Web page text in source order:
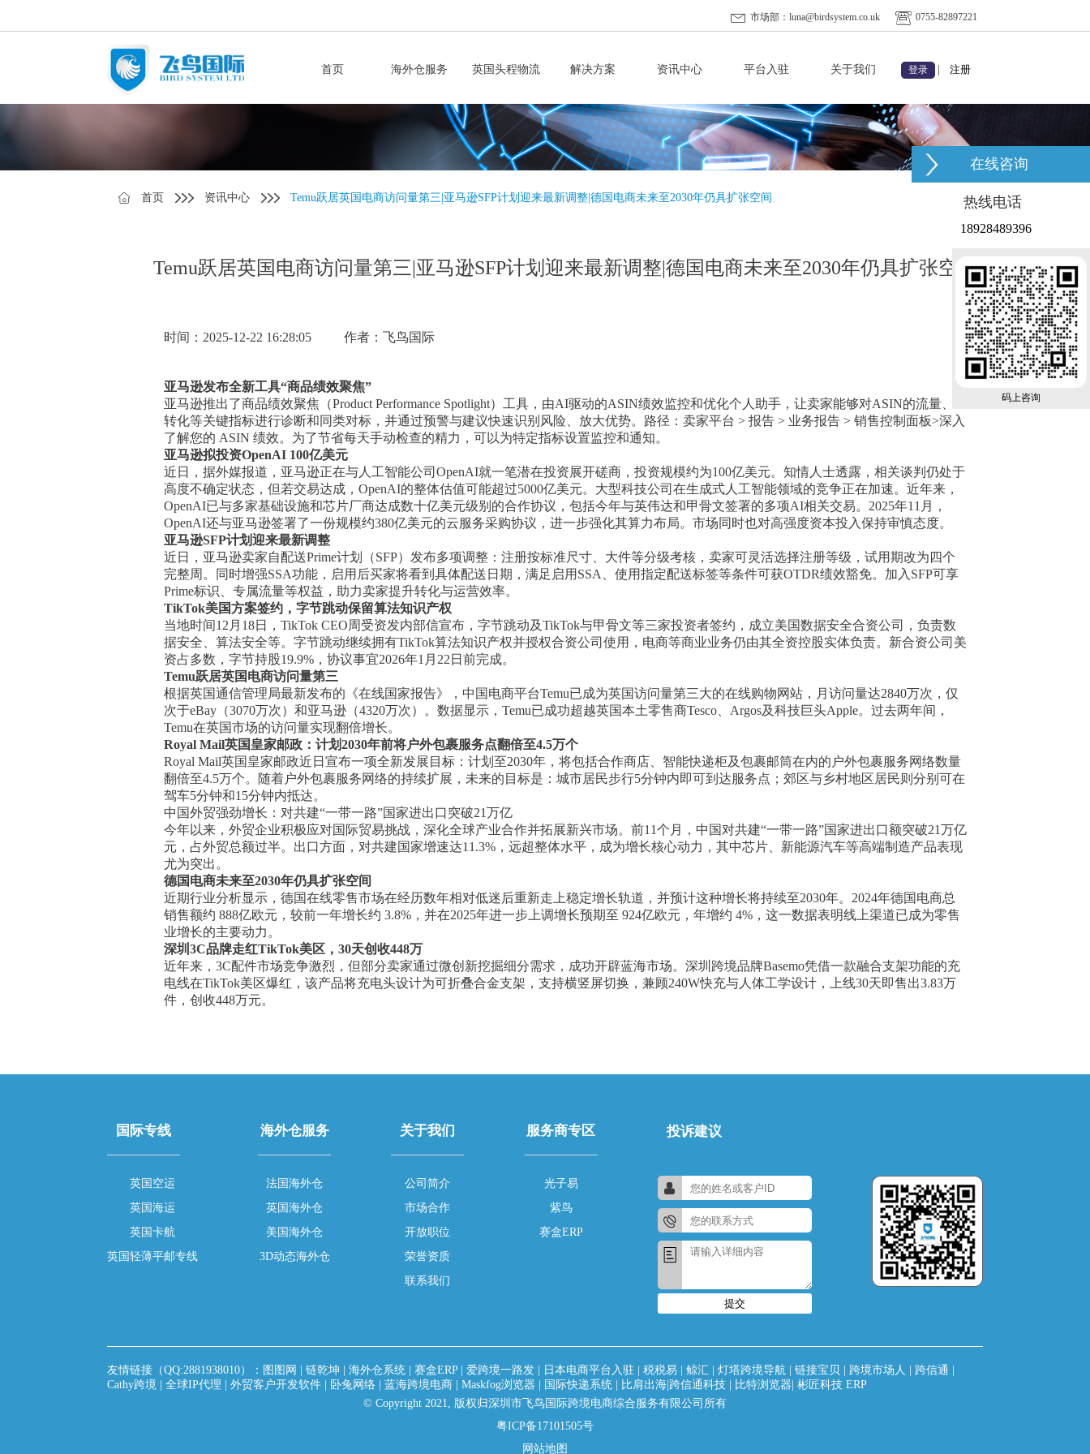
市场部：luna@birdsystem.co.uk 0755-82897221
首页 海外仓服务 英国头程物流 解决方案 资讯中心 平台入驻 关于我们 登录 注册
首页 资讯中心 Temu跃居英国电商访问量第三|亚马逊SFP计划迎来最新调整|德国电商未来至2030年仍具扩张空间
Temu跃居英国电商访问量第三|亚马逊SFP计划迎来最新调整|德国电商未来至2030年仍具扩张空间
时间：2025-12-22 16:28:05 作者：飞鸟国际
亚马逊发布全新工具“商品绩效聚焦”
亚马逊推出了商品绩效聚焦（Product Performance Spotlight）工具，由AI驱动的ASIN绩效监控和优化个人助手，让卖家能够对ASIN的流量、
转化等关键指标进行诊断和同类对标，并通过预警与建议快速识别风险、放大优势。路径：卖家平台 > 报告 > 业务报告 > 销售控制面板>深入
了解您的 ASIN 绩效。为了节省每天手动检查的精力，可以为特定指标设置监控和通知。
亚马逊拟投资OpenAI 100亿美元
近日，据外媒报道，亚马逊正在与人工智能公司OpenAI就一笔潜在投资展开磋商，投资规模约为100亿美元。知情人士透露，相关谈判仍处于
高度不确定状态，但若交易达成，OpenAI的整体估值可能超过5000亿美元。大型科技公司在生成式人工智能领域的竞争正在加速。近年来，
OpenAI已与多家基础设施和芯片厂商达成数十亿美元级别的合作协议，包括今年与英伟达和甲骨文签署的多项AI相关交易。2025年11月，
OpenAI还与亚马逊签署了一份规模约380亿美元的云服务采购协议，进一步强化其算力布局。市场同时也对高强度资本投入保持审慎态度。
亚马逊SFP计划迎来最新调整
近日，亚马逊卖家自配送Prime计划（SFP）发布多项调整：注册按标准尺寸、大件等分级考核，卖家可灵活选择注册等级，试用期改为四个
完整周。同时增强SSA功能，启用后买家将看到具体配送日期，满足启用SSA、使用指定配送标签等条件可获OTDR绩效豁免。加入SFP可享
Prime标识、专属流量等权益，助力卖家提升转化与运营效率。
TikTok美国方案签约，字节跳动保留算法知识产权
当地时间12月18日，TikTok CEO周受资发内部信宣布，字节跳动及TikTok与甲骨文等三家投资者签约，成立美国数据安全合资公司，负责数
据安全、算法安全等。字节跳动继续拥有TikTok算法知识产权并授权合资公司使用，电商等商业业务仍由其全资控股实体负责。新合资公司美
资占多数，字节持股19.9%，协议事宜2026年1月22日前完成。
Temu跃居英国电商访问量第三
根据英国通信管理局最新发布的《在线国家报告》，中国电商平台Temu已成为英国访问量第三大的在线购物网站，月访问量达2840万次，仅
次于eBay（3070万次）和亚马逊（4320万次）。数据显示，Temu已成功超越英国本土零售商Tesco、Argos及科技巨头Apple。过去两年间，
Temu在英国市场的访问量实现翻倍增长。
Royal Mail英国皇家邮政：计划2030年前将户外包裹服务点翻倍至4.5万个
Royal Mail英国皇家邮政近日宣布一项全新发展目标：计划至2030年，将包括合作商店、智能快递柜及包裹邮筒在内的户外包裹服务网络数量
翻倍至4.5万个。随着户外包裹服务网络的持续扩展，未来的目标是：城市居民步行5分钟内即可到达服务点；郊区与乡村地区居民则分别可在
驾车5分钟和15分钟内抵达。
中国外贸强劲增长：对共建“一带一路”国家进出口突破21万亿
今年以来，外贸企业积极应对国际贸易挑战，深化全球产业合作并拓展新兴市场。前11个月，中国对共建“一带一路”国家进出口额突破21万亿
元，占外贸总额过半。出口方面，对共建国家增速达11.3%，远超整体水平，成为增长核心动力，其中芯片、新能源汽车等高端制造产品表现
尤为突出。
德国电商未来至2030年仍具扩张空间
近期行业分析显示，德国在线零售市场在经历数年相对低迷后重新走上稳定增长轨道，并预计这种增长将持续至2030年。2024年德国电商总
销售额约 888亿欧元，较前一年增长约 3.8%，并在2025年进一步上调增长预期至 924亿欧元，年增约 4%，这一数据表明线上渠道已成为零售
业增长的主要动力。
深圳3C品牌走红TikTok美区，30天创收448万
近年来，3C配件市场竞争激烈，但部分卖家通过微创新挖掘细分需求，成功开辟蓝海市场。深圳跨境品牌Basemo凭借一款融合支架功能的充
电线在TikTok美区爆红，该产品将充电头设计为可折叠合金支架，支持横竖屏切换，兼顾240W快充与人体工学设计，上线30天即售出3.83万
件，创收448万元。
国际专线
英国空运
英国海运
英国卡航
英国轻薄平邮专线
海外仓服务
法国海外仓
英国海外仓
美国海外仓
3D动态海外仓
关于我们
公司简介
市场合作
开放职位
荣誉资质
联系我们
服务商专区
光子易
紫鸟
赛盒ERP
投诉建议
提交
友情链接（QQ:2881938010）： 图图网 链乾坤 海外仓系统 赛盒ERP| 爱跨境一路发 日本电商平台入驻 税税易 鲸汇 灯塔跨境导航 链接宝贝 跨境市场人 跨信通
Cathy跨境
全球IP代理 外贸客户开发软件 卧兔网络 蓝海跨境电商 Maskfog浏览器 国际快递系统 比肩出海|跨信通科技 比特浏览器 彬匠科技 ERP
© Copyright 2021, 版权归深圳市飞鸟国际跨境电商综合服务有限公司所有
粤ICP备17101505号
网站地图
在线咨询
热线电话
18928489396
码上咨询